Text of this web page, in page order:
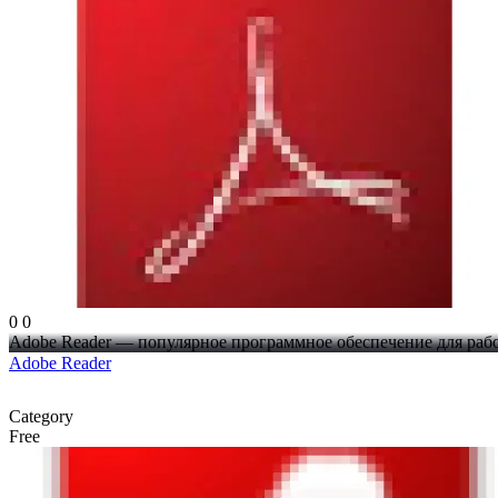
0 0
Adobe Reader — популярное программное обеспечение для
Adobe Reader
Category
Free